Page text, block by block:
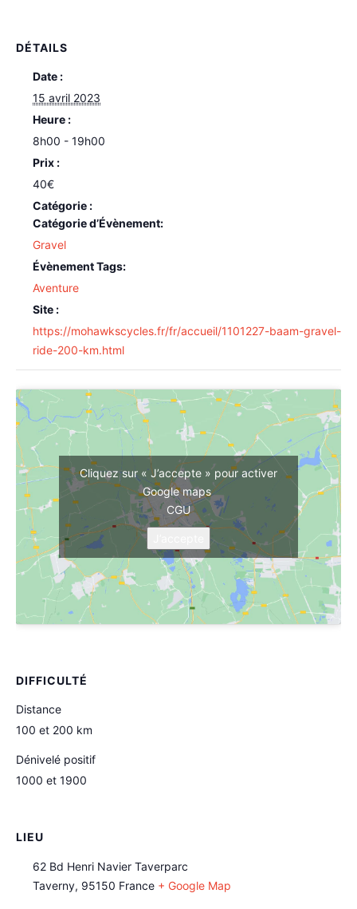
DÉTAILS
Date :
15 avril 2023
Heure :
8h00 - 19h00
Prix :
40€
Catégorie d’Évènement:
Gravel
Évènement Tags:
Aventure
Site :
https://mohawkscycles.fr/fr/accueil/1101227-baam-gravel-
ride-200-km.html
LIEU
62 Bd Henri Navier Taverparc
Taverny, 95150 France + Google Map
Cliquez sur « J’accepte » pour activer
Google maps
CGU
DIFFICULTÉ
Distance
100 et 200 km
Dénivelé positif
1000 et 1900